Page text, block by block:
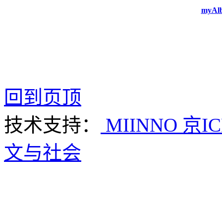
回到页顶
技术支持：
MIINNO 京
文与社会